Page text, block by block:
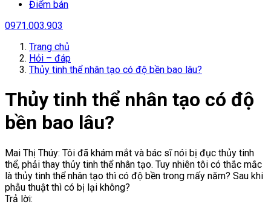
Điểm bán
0971.003.903
Trang chủ
Hỏi – đáp
Thủy tinh thể nhân tạo có độ bền bao lâu?
Thủy tinh thể nhân tạo có độ
bền bao lâu?
Mai Thị Thúy: Tôi đã khám mắt và bác sĩ nói bị đục thủy tinh
thể, phải thay thủy tinh thể nhân tạo. Tuy nhiên tôi có thắc mắc
là thủy tinh thể nhân tạo thì có độ bền trong mấy năm? Sau khi
phẫu thuật thì có bị lại không?
Trả lời: